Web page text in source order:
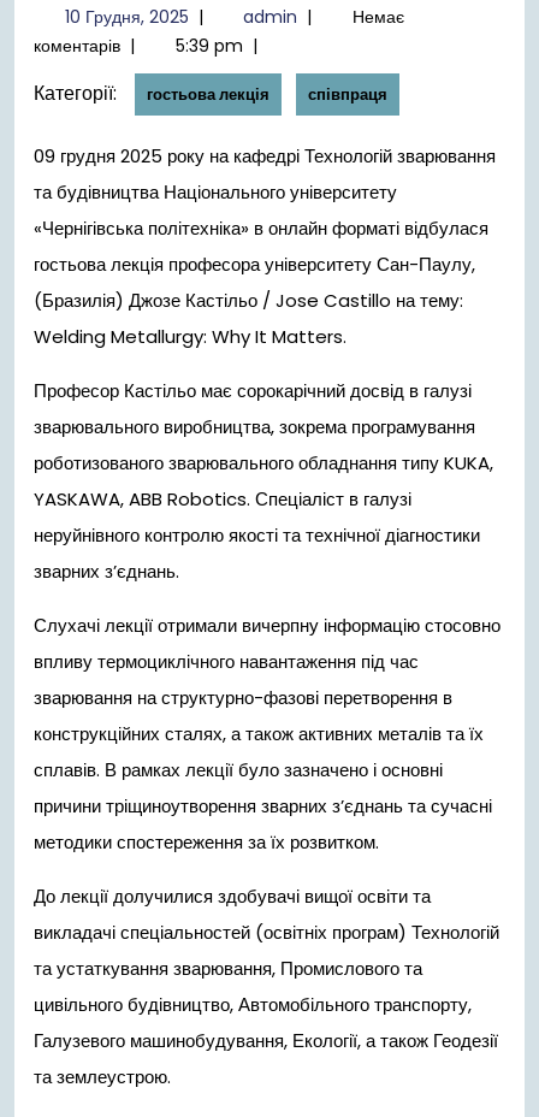
10 Грудня, 202510
Грудня,
2025
| admin admin
|
Немає
коментарів | 5:39 pm |
Категорії: гостьова лекція співпраця
09 грудня 2025 року на кафедрі Технологій зварювання
та будівництва Національного університету
«Чернігівська політехніка» в онлайн форматі відбулася
гостьова лекція професора університету Сан-Паулу,
(Бразилія) Джозе Кастільо / Jose Castillo на тему:
Welding Metallurgy: Why It Matters.
Професор Кастільо має сорокарічний досвід в галузі
зварювального виробництва, зокрема програмування
роботизованого зварювального обладнання типу KUKA,
YASKAWA, ABB Robotics. Спеціаліст в галузі
неруйнівного контролю якості та технічної діагностики
зварних з’єднань.
Слухачі лекції отримали вичерпну інформацію стосовно
впливу термоциклічного навантаження під час
зварювання на структурно-фазові перетворення в
конструкційних сталях, а також активних металів та їх
сплавів. В рамках лекції було зазначено і основні
причини тріщиноутворення зварних з’єднань та сучасні
методики спостереження за їх розвитком.
До лекції долучилися здобувачі вищої освіти та
викладачі спеціальностей (освітніх програм) Технологій
та устаткування зварювання, Промислового та
цивільного будівництво, Автомобільного транспорту,
Галузевого машинобудування, Екології, а також Геодезії
та землеустрою.